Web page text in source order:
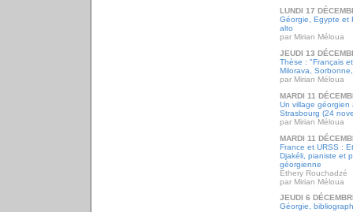
LUNDI 17
Géorgie, Egypte et
alto
par Mirian Méloua
JEUDI 13
Thèse : "Français
Milorava,
par Mirian Méloua
MARDI 11
Un village géorgien
Strasbourg (24
par Mirian Méloua
MARDI 11
France et URSS :
Djakéli, pianiste et
géorgienne
Ethery Rouchadzé
par Mirian Méloua
JEUDI 6
Géorgie,